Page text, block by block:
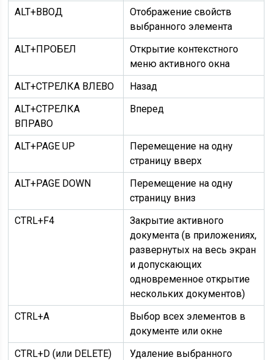
ALT+ВВОД
Отображение свойств
выбранного элемента
ALT+ПРОБЕЛ
Открытие контекстного
меню активного окна
ALT+СТРЕЛКА ВЛЕВО
Назад
ALT+СТРЕЛКА
ВПРАВО
Вперед
ALT+PAGE UP
Перемещение на одну
страницу вверх
ALT+PAGE DOWN
Перемещение на одну
страницу вниз
CTRL+F4
Закрытие активного
документа (в приложениях,
развернутых на весь экран
и допускающих
одновременное открытие
нескольких документов)
CTRL+A
Выбор всех элементов в
документе или окне
CTRL+D (или DELETE)
Удаление выбранного